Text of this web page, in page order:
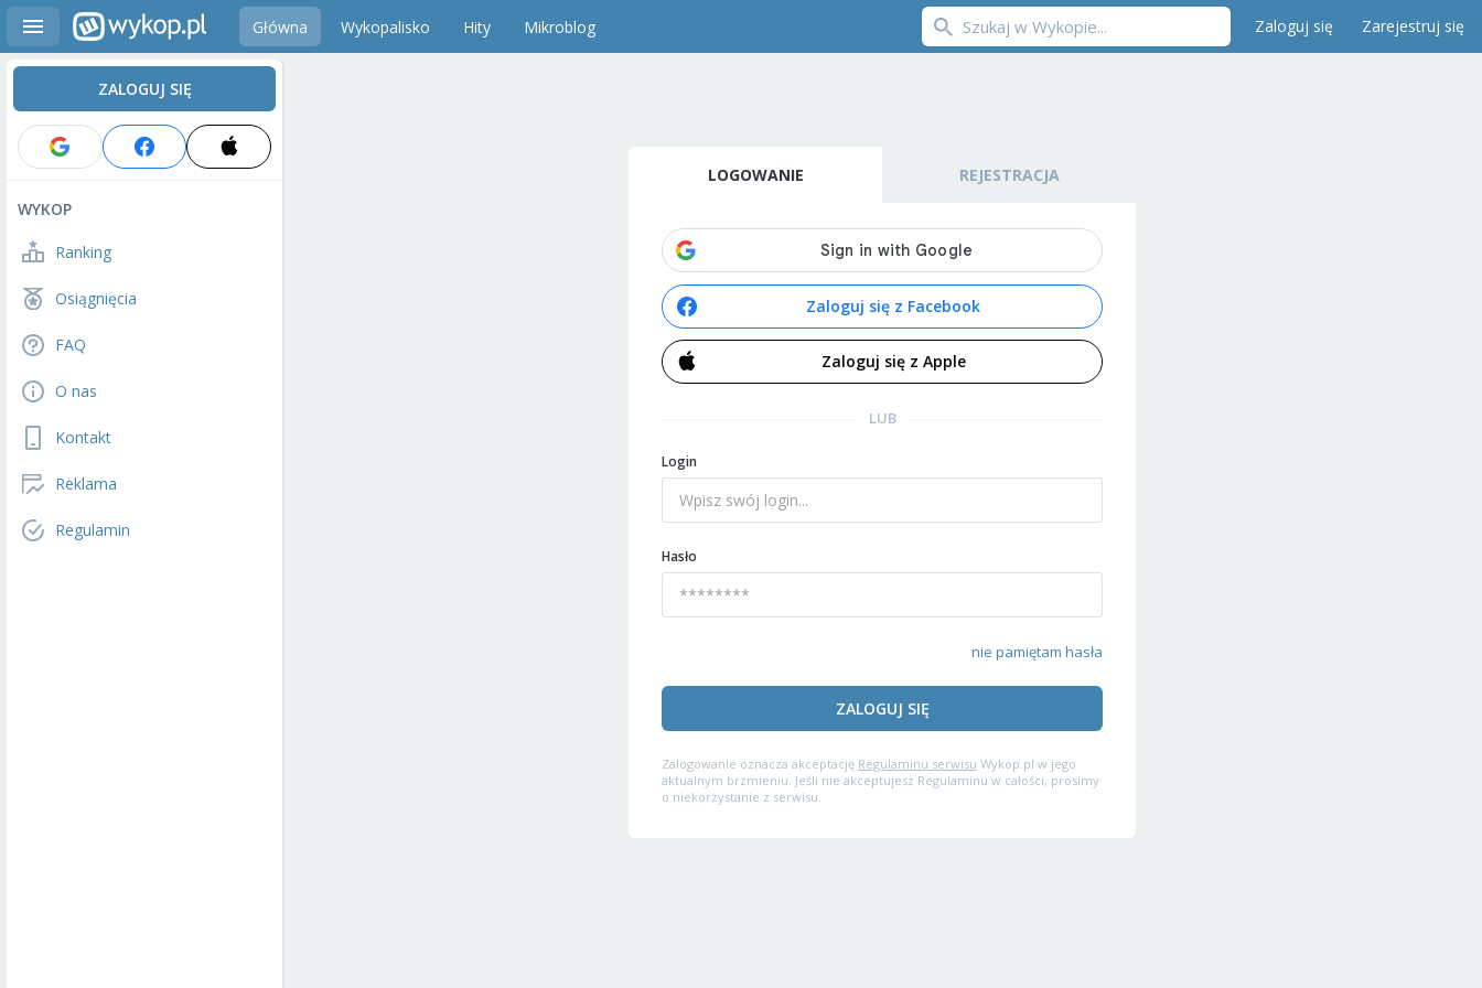
Główna Wykopalisko Hity Mikroblog Zaloguj się Zarejestruj się
ZALOGUJ SIĘ
WYKOP
Ranking
Osiągnięcia
FAQ
O nas
Kontakt
Reklama
Regulamin
LOGOWANIE REJESTRACJA
Zaloguj się z Facebook
Zaloguj się z Apple
LUB
Login
Hasło
nie pamiętam hasła
ZALOGUJ SIĘ
Zalogowanie oznacza akceptację Regulaminu serwisu Wykop.pl w jego
aktualnym brzmieniu. Jeśli nie akceptujesz Regulaminu w całości, prosimy
o niekorzystanie z serwisu.